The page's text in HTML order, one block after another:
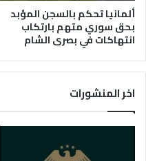
ألمانيا تحكم بالسجن المؤبد
بحق سوري متهم بارتكاب
انتهاكات في بصرى الشام
اخر المنشورات